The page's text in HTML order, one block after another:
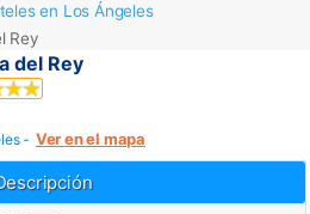
en Los Ángeles
Rey
del Rey
- Ver en el mapa